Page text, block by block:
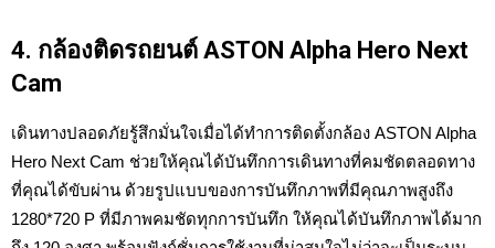
4. กล้องติดรถยนต์ ASTON Alpha Hero Next
Cam
เดินทางปลอดภัยรู้สึกมั่นใจเมื่อได้ทำการติดตั้งกล้อง ASTON Alpha
Hero Next Cam ช่วยให้คุณได้บันทึกการเดินทางที่คมชัดตลอดทาง
ที่คุณได้ขับผ่าน ด้วยรูปแบบของการบันทึกภาพที่มีคุณภาพสูงถึง
1280*720 P ที่มีภาพคมชัดทุกการบันทึก ให้คุณได้บันทึกภาพได้มาก